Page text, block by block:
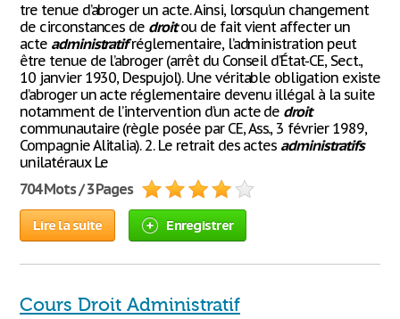
tre tenue d’abroger un acte. Ainsi, lorsqu’un changement
de circonstances de droitou de fait vient affecter un
acte administratifréglementaire, l’administration peut
être tenue de l’abroger (arrêt du Conseil d’État-CE, Sect.,
10 janvier 1930, Despujol). Une véritable obligation existe
d’abroger un acte réglementaire devenu illégal à la suite
notamment de l’intervention d’un acte de droit
communautaire (règle posée par CE, Ass., 3 février 1989,
Compagnie Alitalia). 2. Le retrait des actes administratifs
unilatéraux Le
704 Mots / 3 Pages
Lire la suite Enregistrer
Cours Droit Administratif